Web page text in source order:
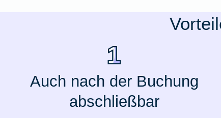
Oldtimersammlungsversicherung
Zur Produktübersicht
Auch nach der Buchung
abschließbar